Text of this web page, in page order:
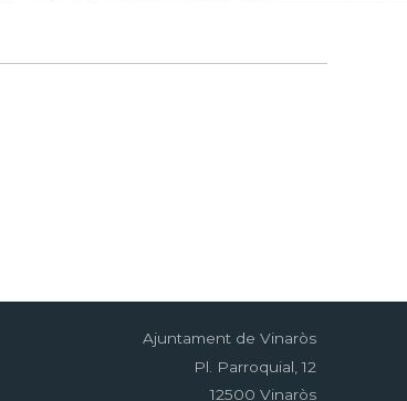
Ajuntament de Vinaròs
Pl. Parroquial, 12
12500 Vinaròs